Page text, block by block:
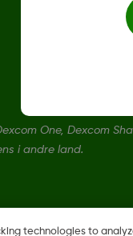
One, Dexcom
i andre land.
technologies to